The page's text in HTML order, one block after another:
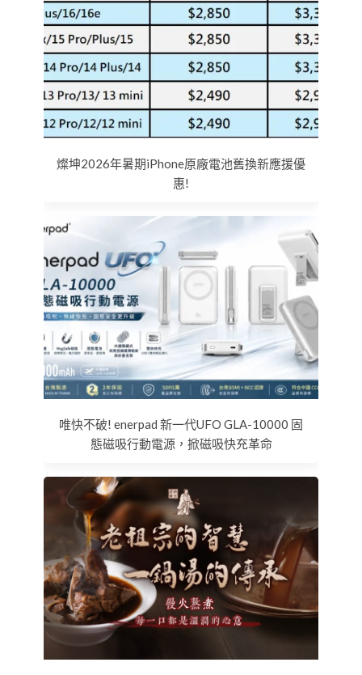
燦坤2026年暑期iPhone原廠電池舊換新應援優
惠!
唯快不破! enerpad 新一代UFO GLA-10000 固
態磁吸行動電源，掀磁吸快充革命